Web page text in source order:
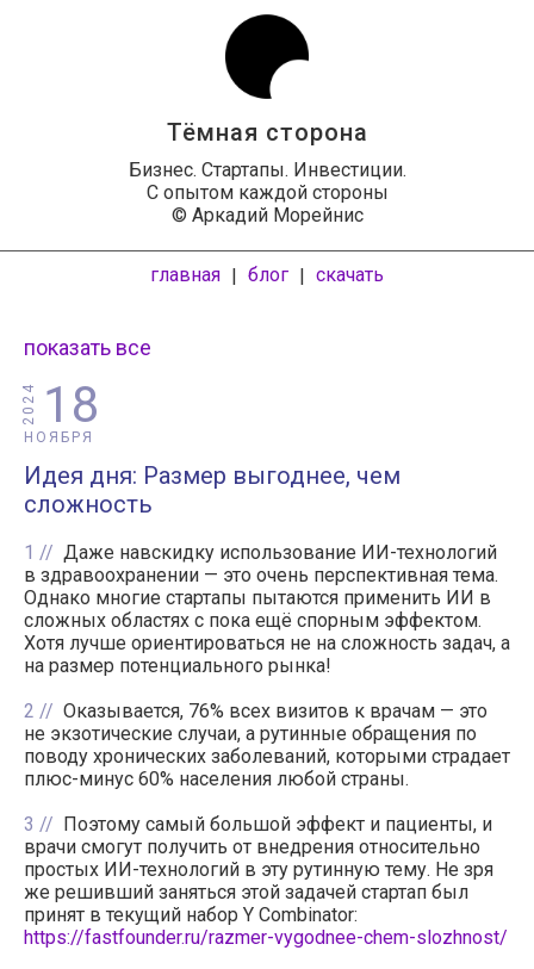
Тёмная сторона
Бизнес. Стартапы. Инвестиции.
С опытом каждой стороны
© Аркадий Морейнис
главная | блог | скачать
показать все
18
НОЯБРЯ
2024
Идея дня: Размер выгоднее, чем
сложность
1
Даже навскидку использование ИИ-технологий
в здравоохранении — это очень перспективная тема.
Однако многие стартапы пытаются применить ИИ в
сложных областях с пока ещё спорным эффектом.
Хотя лучше ориентироваться не на сложность задач, а
на размер потенциального рынка!
2
Оказывается, 76% всех визитов к врачам — это
не экзотические случаи, а рутинные обращения по
поводу хронических заболеваний, которыми страдает
плюс-минус 60% населения любой страны.
3
Поэтому самый большой эффект и пациенты, и
врачи смогут получить от внедрения относительно
простых ИИ-технологий в эту рутинную тему. Не зря
же решивший заняться этой задачей стартап был
принят в текущий набор Y Combinator:
https://fastfounder.ru/razmer-vygodnee-chem-slozhnost/